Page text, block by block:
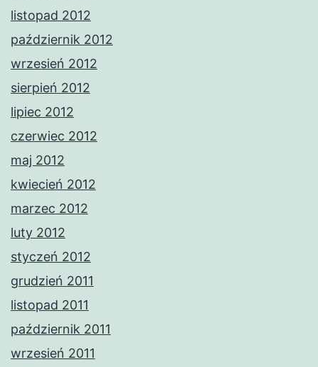
listopad 2012
październik 2012
wrzesień 2012
sierpień 2012
lipiec 2012
czerwiec 2012
maj 2012
kwiecień 2012
marzec 2012
luty 2012
styczeń 2012
grudzień 2011
listopad 2011
październik 2011
wrzesień 2011